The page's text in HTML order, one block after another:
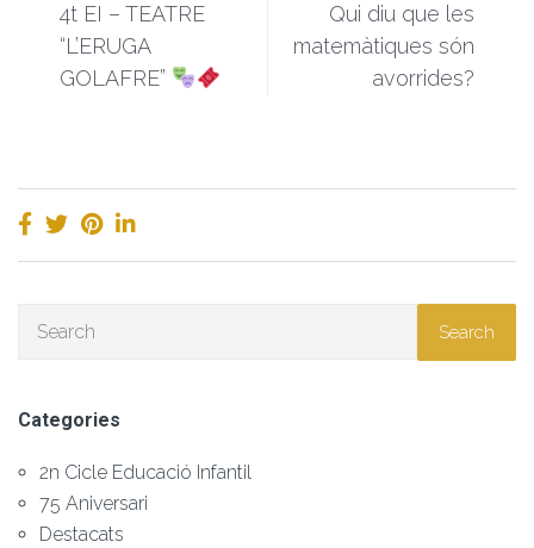
4t EI – TEATRE
“L’ERUGA
GOLAFRE”
Qui diu que les
matemàtiques són
avorrides?
Search
Categories
2n Cicle Educació Infantil
75 Aniversari
Destacats